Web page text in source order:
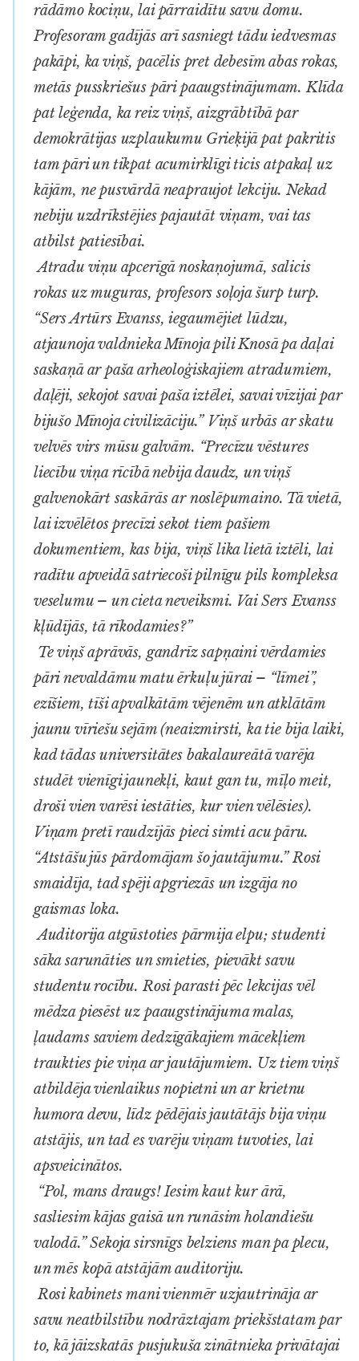
rādāmo kociņu, lai pārraidītu savu domu.
Profesoram gadījās arī sasniegt tādu iedvesmas
pakāpi, ka viņš, pacēlis pret debesīm abas rokas,
metās pusskriešus pāri paaugstinājumam. Klīda
pat leģenda, ka reiz viņš, aizgrābtībā par
demokrātijas uzplaukumu Grieķijā pat pakritis
tam pāri un tikpat acumirklīgi ticis atpakaļ uz
kājām, ne pusvārdā neapraujot lekciju. Nekad
nebiju uzdrīkstējies pajautāt viņam, vai tas
atbilst patiesībai.
Atradu viņu apcerīgā noskaņojumā, salicis
rokas uz muguras, profesors soļoja šurp turp.
“Sers Artūrs Evanss, iegaumējiet lūdzu,
atjaunoja valdnieka Mīnoja pili Knosā pa daļai
saskaņā ar paša arheoloģiskajiem atradumiem,
daļēji, sekojot savai paša iztēlei, savai vīzijai par
bijušo Mīnoja civilizāciju.” Viņš urbās ar skatu
velvēs virs mūsu galvām. “Precīzu vēstures
liecību viņa rīcībā nebija daudz, un viņš
galvenokārt saskārās ar noslēpumaino. Tā vietā,
lai izvēlētos precīzi sekot tiem pašiem
dokumentiem, kas bija, viņš lika lietā iztēli, lai
radītu apveidā satriecoši pilnīgu pils kompleksa
veselumu – un cieta neveiksmi. Vai Sers Evanss
kļūdījās, tā rīkodamies?”
Te viņš aprāvās, gandrīz sapņaini vērdamies
pāri nevaldāmu matu ērkuļu jūrai – “līmei”,
ezīšiem, tīši apvalkātām vējenēm un atklātām
jaunu vīriešu sejām (neaizmirsti, ka tie bija laiki,
kad tādas universitātes bakalaureātā varēja
studēt vienīgi jaunekļi, kaut gan tu, mīļo meit,
droši vien varēsi iestāties, kur vien vēlēsies).
Viņam pretī raudzījās pieci simti acu pāru.
“Atstāšu jūs pārdomājam šo jautājumu.” Rosi
smaidīja, tad spēji apgriezās un izgāja no
gaismas loka.
Auditorija atgūstoties pārmija elpu; studenti
sāka sarunāties un smieties, pievākt savu
studentu rocību. Rosi parasti pēc lekcijas vēl
mēdza piesēst uz paaugstinājuma malas,
ļaudams saviem dedzīgākajiem mācekļiem
traukties pie viņa ar jautājumiem. Uz tiem viņš
atbildēja vienlaikus nopietni un ar krietnu
humora devu, līdz pēdējais jautātājs bija viņu
atstājis, un tad es varēju viņam tuvoties, lai
apsveicinātos.
“Pol, mans draugs! Iesim kaut kur ārā,
sasliesim kājas gaisā un runāsim holandiešu
valodā.” Sekoja sirsnīgs belziens man pa plecu,
un mēs kopā atstājām auditoriju.
Rosi kabinets mani vienmēr uzjautrināja ar
savu neatbilstību nodrāztajam priekšstatam par
to, kā jāizskatās pusjukuša zinātnieka privātajai